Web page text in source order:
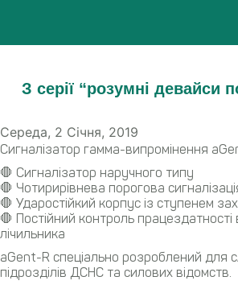
З серії “розумні девайси
Середа, 2 Січня, 2019
Сигналізатор гамма-випромінення
🛑 Сигналізатор наручного типу
🛑 Чотирирівнева порогова
🛑 Ударостійкий корпус із ступенем
🛑 Постійний контроль
лічильника
aGent-R спеціально розроблений для
підрозділів ДСНС та силових відомств.